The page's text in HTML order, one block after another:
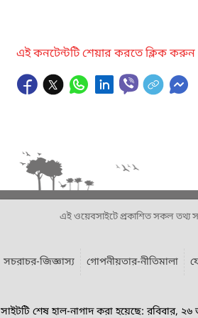
এই কনটেন্টটি শেয়ার করতে ক্লিক করুন
এই ওয়েবসাইটে প্রকাশিত সকল তথ্য
সচরাচর-জিজ্ঞাস্য গোপনীয়তার-নীতিমালা
সাইটটি শেষ হাল-নাগাদ করা হয়েছে: রবিবার,